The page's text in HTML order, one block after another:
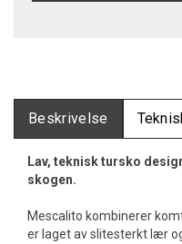
Beskrivelse
Lav, teknisk tursko
skogen.
Mescalito kombinerer
er laget av slitesterkt lær